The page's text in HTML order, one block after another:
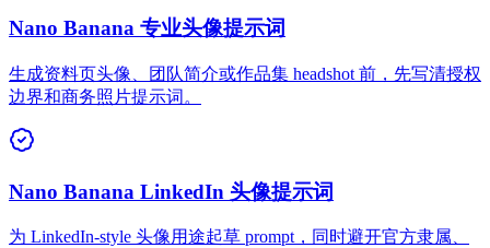
Nano Banana 专业头像提示词
生成资料页头像、团队简介或作品集 headshot 前，先写清授权
边界和商务照片提示词。
Nano Banana LinkedIn 头像提示词
为 LinkedIn-style 头像用途起草 prompt，同时避开官方隶属、